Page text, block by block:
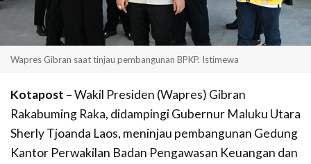
Wapres Gibran saat tinjau pembangunan BPKP. Istimewa
Kotapost –Wakil Presiden (Wapres) Gibran
Rakabuming Raka, didampingi Gubernur Maluku Utara
Sherly Tjoanda Laos, meninjau pembangunan Gedung
Kantor Perwakilan Badan Pengawasan Keuangan dan